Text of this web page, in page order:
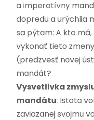
a imperatívny
dopredu a urýchlia
sa pýtam: A kto
vykonať tieto
(predzvesť novej
mandát?
Vysvetlivka
mandátu: Istota
zaviazanej svojmu